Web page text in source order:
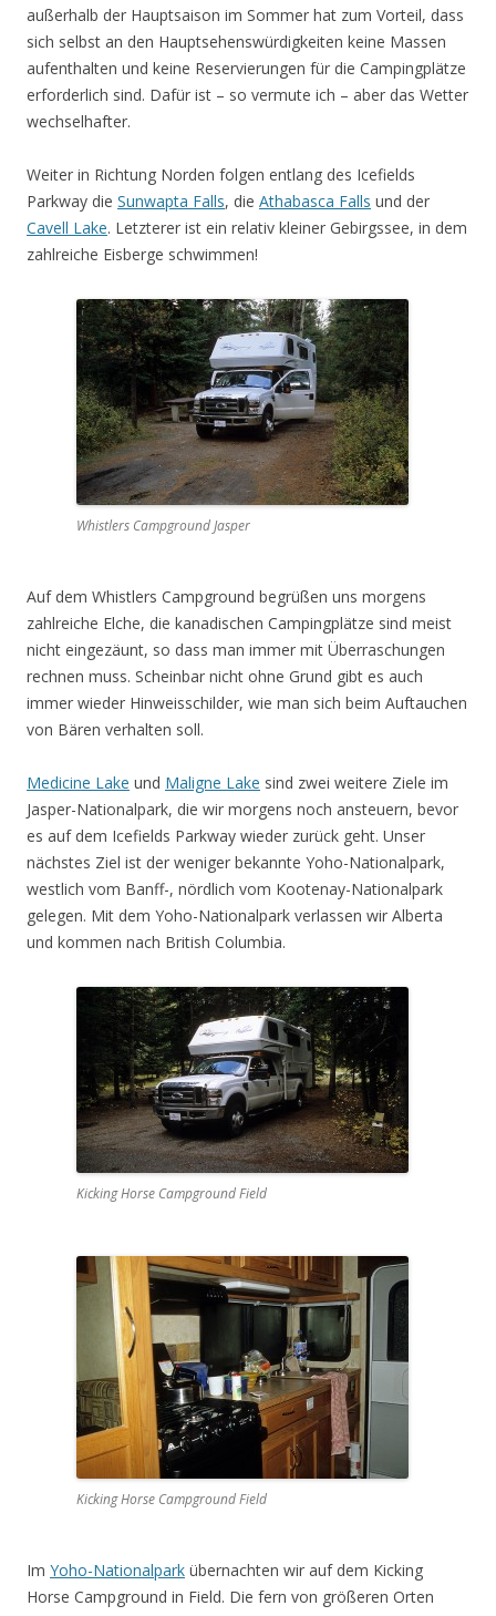
außerhalb der Hauptsaison im Sommer hat zum Vorteil, dass
sich selbst an den Hauptsehenswürdigkeiten keine Massen
aufenthalten und keine Reservierungen für die Campingplätze
erforderlich sind. Dafür ist – so vermute ich – aber das Wetter
wechselhafter.
Weiter in Richtung Norden folgen entlang des Icefields
Parkway die Sunwapta Falls, die Athabasca Falls und der
Cavell Lake. Letzterer ist ein relativ kleiner Gebirgssee, in dem
zahlreiche Eisberge schwimmen!
Whistlers Campground Jasper
Auf dem Whistlers Campground begrüßen uns morgens
zahlreiche Elche, die kanadischen Campingplätze sind meist
nicht eingezäunt, so dass man immer mit Überraschungen
rechnen muss. Scheinbar nicht ohne Grund gibt es auch
immer wieder Hinweisschilder, wie man sich beim Auftauchen
von Bären verhalten soll.
Medicine Lake und Maligne Lake sind zwei weitere Ziele im
Jasper-Nationalpark, die wir morgens noch ansteuern, bevor
es auf dem Icefields Parkway wieder zurück geht. Unser
nächstes Ziel ist der weniger bekannte Yoho-Nationalpark,
westlich vom Banff-, nördlich vom Kootenay-Nationalpark
gelegen. Mit dem Yoho-Nationalpark verlassen wir Alberta
und kommen nach British Columbia.
Kicking Horse Campground Field
Kicking Horse Campground Field
Im Yoho-Nationalpark übernachten wir auf dem Kicking
Horse Campground in Field. Die fern von größeren Orten